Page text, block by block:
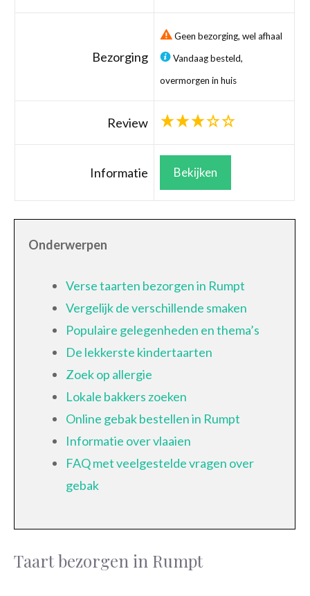
Bezorging
Geen bezorging, wel afhaal
Vandaag besteld,
overmorgen in huis
Review
Informatie Bekijken
Onderwerpen
Verse taarten bezorgen in Rumpt
Vergelijk de verschillende smaken
Populaire gelegenheden en thema’s
De lekkerste kindertaarten
Zoek op allergie
Lokale bakkers zoeken
Online gebak bestellen in Rumpt
Informatie over vlaaien
FAQ met veelgestelde vragen over
gebak
Taart bezorgen in Rumpt